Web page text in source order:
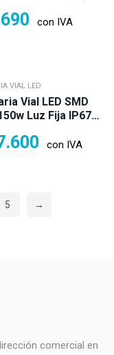
con IVA
VIAL LED
Vial LED SMD
Luz Fija IP67
con IVA
5 →
comercial en